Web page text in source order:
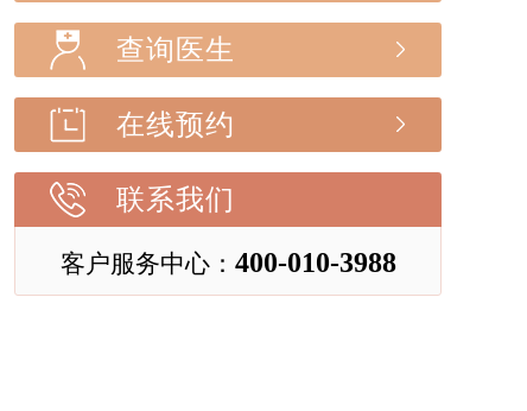
查询医生
在线预约
联系我们
客户服务中心： 400-010-3988